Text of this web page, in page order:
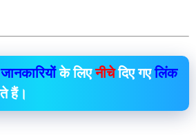
जानकारियोंके लिएनीचेदिए गएलिंक
हैं।